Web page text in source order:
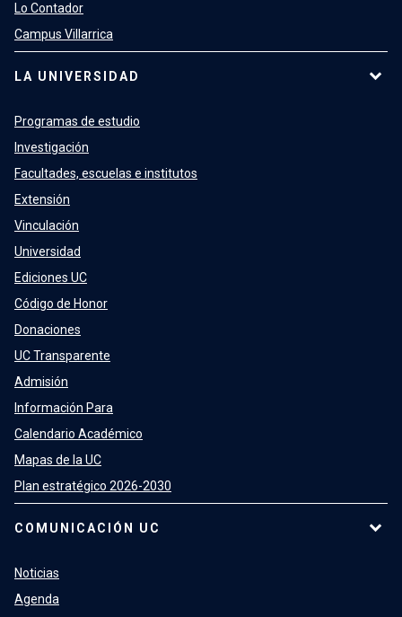
Lo Contador
Campus Villarrica
LA UNIVERSIDAD
Programas de estudio
Investigación
Facultades, escuelas e institutos
Extensión
Vinculación
Universidad
Ediciones UC
Código de Honor
Donaciones
UC Transparente
Admisión
Información Para
Calendario Académico
Mapas de la UC
Plan estratégico 2026-2030
COMUNICACIÓN UC
Noticias
Agenda